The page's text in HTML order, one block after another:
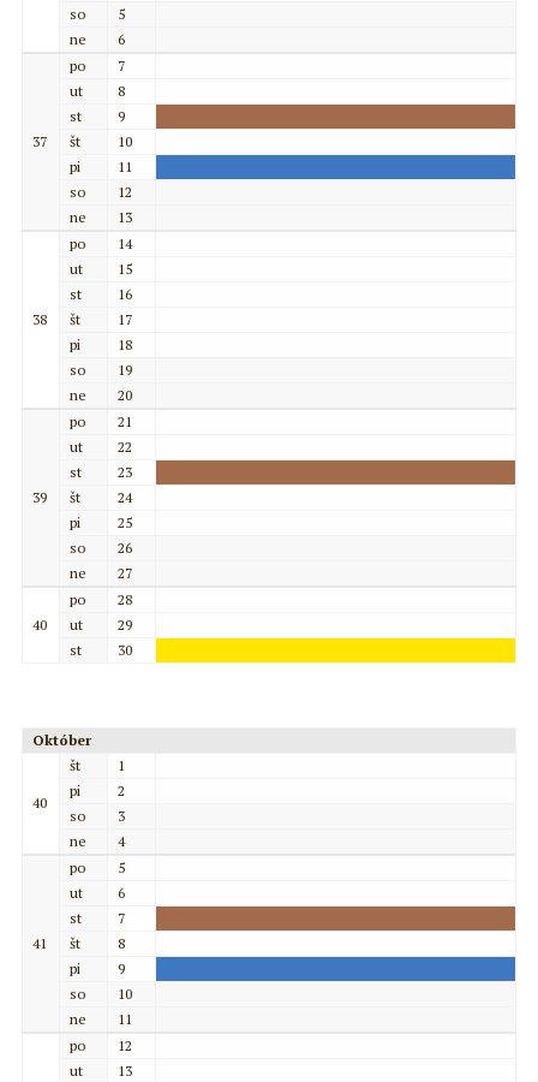
so
5
ne
6
37
po
7
ut
8
st
9
št
10
pi
11
so
12
ne
13
38
po
14
ut
15
st
16
št
17
pi
18
so
19
ne
20
39
po
21
ut
22
st
23
št
24
pi
25
so
26
ne
27
40
po
28
ut
29
st
30
Október
40
št
1
pi
2
so
3
ne
4
41
po
5
ut
6
st
7
št
8
pi
9
so
10
ne
11
po
12
ut
13